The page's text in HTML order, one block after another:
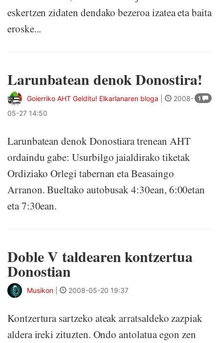
eskertzen zidaten dendako bezeroa izatea eta baita
eroske...
Larunbatean denok Donostira!
1
Goierriko AHT Gelditu! Elkarlanaren bloga
2008-
05-27 14:50
Larunbatean denok Donostiara trenean AHT
ordaindu gabe: Usurbilgo jaialdirako tiketak
Ordiziako Orlegi tabernan eta Beasaingo
Arranon. Bueltako autobusak 4:30ean, 6:00etan
eta 7:30ean.
Doble V taldearen kontzertua
Donostian
Musikon 2008-05-20 19:37
Kontzertura sartzeko ateak arratsaldeko zazpiak
aldera ireki zituzten. Ondo antolatua egon zen